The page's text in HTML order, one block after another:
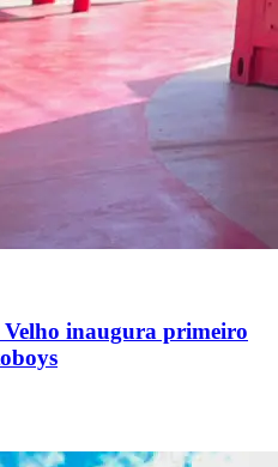
inaugura primeiro